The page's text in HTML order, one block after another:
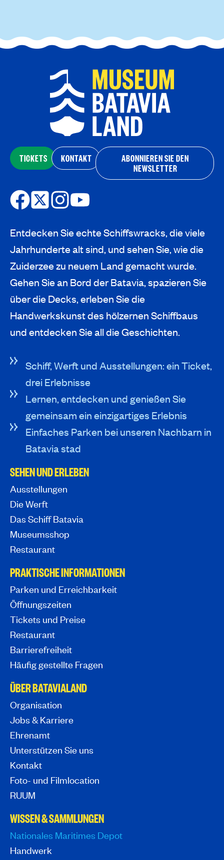
TICKETS KONTAKT
ABONNIEREN SIE DEN
NEWSLETTER
Entdecken Sie echte Schiffswracks, die viele
Jahrhunderte alt sind, und sehen Sie, wie die
Zuiderzee zu neuem Land gemacht wurde.
Gehen Sie an Bord der Batavia, spazieren Sie
über die Decks, erleben Sie die
Handwerkskunst des hölzernen Schiffbaus
und entdecken Sie all die Geschichten.
Schiff, Werft und Ausstellungen: ein Ticket,
drei Erlebnisse
Lernen, entdecken und genießen Sie
gemeinsam ein einzigartiges Erlebnis
Einfaches Parken bei unseren Nachbarn in
Batavia stad
SEHEN UND ERLEBEN
Ausstellungen
Die Werft
Das Schiff Batavia
Museumsshop
Restaurant
PRAKTISCHE INFORMATIONEN
Parken und Erreichbarkeit
Öffnungszeiten
Tickets und Preise
Restaurant
Barrierefreiheit
Häufig gestellte Fragen
ÜBER BATAVIALAND
Organisation
Jobs & Karriere
Ehrenamt
Unterstützen Sie uns
Kontakt
Foto- und Filmlocation
RUUM
WISSEN & SAMMLUNGEN
Nationales Maritimes Depot
Handwerk